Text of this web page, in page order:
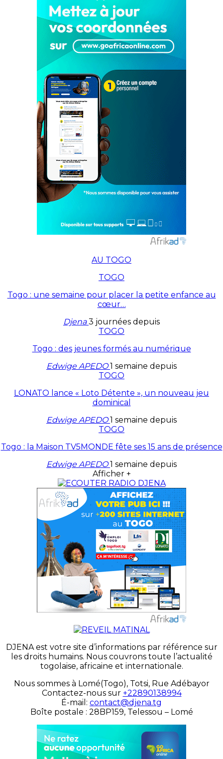
AU TOGO
TOGO
Togo : une semaine pour placer la petite enfance au
cœur…
Djena3 journées depuis
TOGO
Togo : des jeunes formés au numérique
Edwige APEDO1 semaine depuis
TOGO
LONATO lance « Loto Détente », un nouveau jeu
dominical
Edwige APEDO1 semaine depuis
TOGO
Togo : la Maison TV5MONDE fête ses 15 ans de présence
Edwige APEDO1 semaine depuis
Afficher +
DJENA est votre site d’informations par référence sur
les droits humains. Nous couvrons toute l’actualité
togolaise, africaine et internationale.
Nous sommes à Lomé(Togo), Totsi, Rue Adébayor
Contactez-nous sur +22890138994
É-mail: contact@djena.tg
Boîte postale : 28BP159, Telessou – Lomé